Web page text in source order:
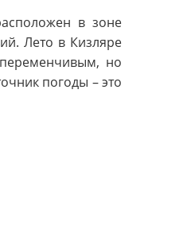
в зоне
Лето в Кизляре
но
погоды – это